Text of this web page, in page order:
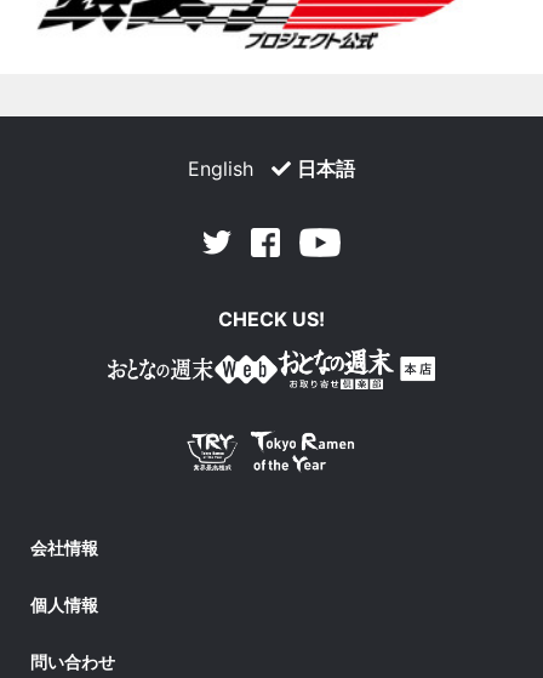
English 日本語
Twitter Facebook
CHECK US!
会社情報
個人情報
問い合わせ